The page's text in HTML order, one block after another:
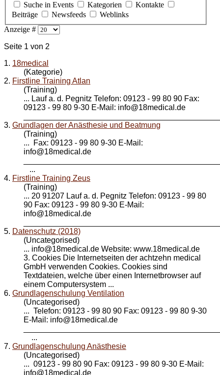
Suche in Events
Kategorien
Kontakte
Beiträge
Newsfeeds
Weblinks
Anzeige #
Seite 1 von 2
1. 18medical
(Kategorie)
2. Firstline Training Atlan
(Training)
... Lauf a. d. Pegnitz Telefon: 09123 - 99 80 90 Fax:
09123 - 99 80 9-30 E-Mail: info@18medical .de
3. Grundlagen der Anästhesie und Beatmung
(Training)
... Fax: 09123 - 99 80 9-30 E-Mail:
info@18medical .de
...
4. Firstline Training Zeus
(Training)
... 20 91207 Lauf a. d. Pegnitz Telefon: 09123 - 99 80
90 Fax: 09123 - 99 80 9-30 E-Mail:
info@18medical .de
5. Datenschutz (2018)
(Uncategorised)
... info@18medical .de Website: www.18medical.de
3. Cookies Die Internetseiten der achtzehn medical
GmbH verwenden Cookies. Cookies sind
Textdateien, welche über einen Internetbrowser auf
einem Computersystem ...
6. Grundlagenschulung Ventilation
(Uncategorised)
... Telefon: 09123 - 99 80 90 Fax: 09123 - 99 80 9-30
E-Mail: info@18medical .de
...
7. Grundlagenschulung Anästhesie
(Uncategorised)
... 09123 - 99 80 90 Fax: 09123 - 99 80 9-30 E-Mail:
info@18medical .de